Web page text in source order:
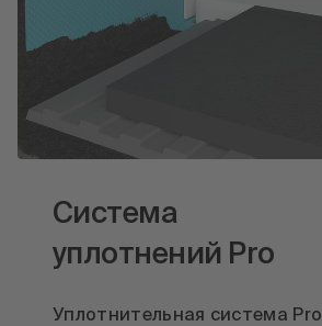
Система
уплотнений Pro
Уплотнительная система Pro